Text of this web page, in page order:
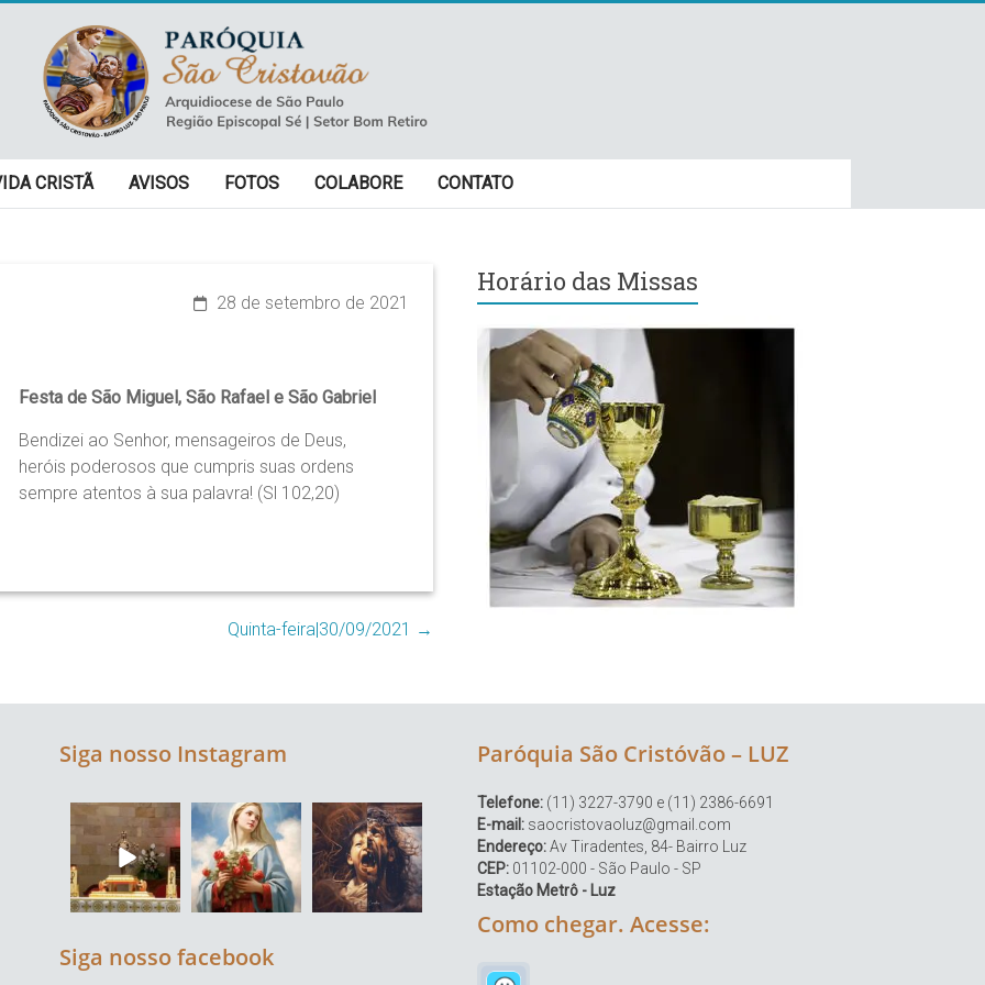
CRISTÃ AVISOS FOTOS COLABORE CONTATO
28 de setembro de 2021
Festa de São Miguel, São Rafael e São Gabriel
Bendizei ao Senhor, mensageiros de Deus,
heróis poderosos que cumpris suas ordens
sempre atentos à sua palavra! (Sl 102,20)
Quinta-feira|30/09/2021 →
Horário das Missas
Siga nosso Instagram
Siga nosso facebook
Paróquia São Cristóvão – LUZ
Telefone: (11) 3227-3790 e (11) 2386-6691
E-mail: saocristovaoluz@gmail.com
Endereço:Av Tiradentes, 84- Bairro Luz
CEP: 01102-000 - São Paulo - SP
Estação Metrô - Luz
Como chegar. Acesse: